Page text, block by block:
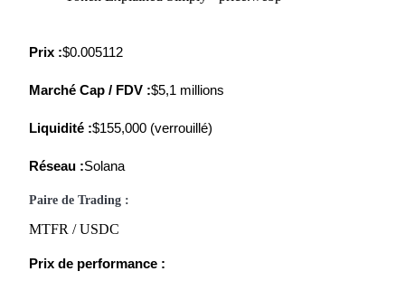
Launchpool
Staking flexible pour gagner des jetons populaires
Prix :$0.005112
Marché Cap / FDV :$5,1 millions
Liquidité :$155,000 (verrouillé)
Réseau :Solana
Paire de Trading :
MTFR / USDC
Prix de performance :